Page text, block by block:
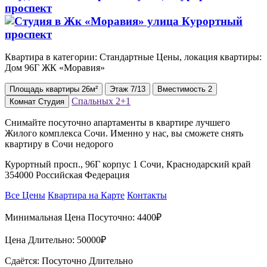
проспект
Квартира в категории: Стандартные Цены, локация квартиры:
Дом 96Г ЖК «Моравия»
Площадь квартиры 26м² Этаж 7/13 Вместимость 2
Комнат Студия Спальных 2+1
Снимайте посуточно апартаменты в квартире лучшего
Жилого комплекса Сочи. Именно у нас, вы сможете снять
квартиру в Сочи недорого
Курортный просп., 96Г корпус 1 Сочи, Краснодарский край
354000 Российская Федерация
Все Цены Квартира на Карте Контакты
Минимальная Цена Посуточно: 4400₽
Цена Длительно: 50000₽
Сдаётся: Посуточно Длительно